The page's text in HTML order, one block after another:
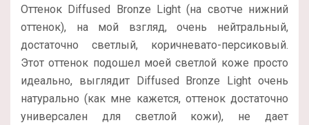
Оттенок Diffused Bronze Light (на свотче нижний
оттенок), на мой взгляд, очень нейтральный,
достаточно светлый, коричневато-персиковый.
Этот оттенок подошел моей светлой коже просто
идеально, выглядит Diffused Bronze Light очень
натурально (как мне кажется, оттенок достаточно
универсален для светлой кожи), не дает